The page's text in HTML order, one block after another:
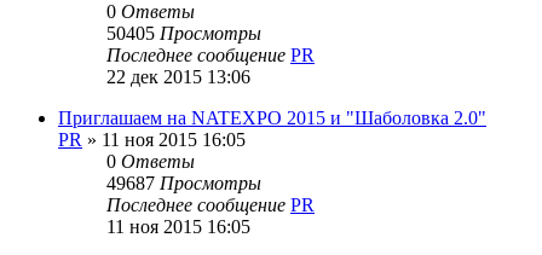
0 Ответы
50405 Просмотры
Последнее сообщение PR
22 дек 2015 13:06
Приглашаем на NATEXPO 2015 и "Шаболовка 2.0"
PR » 11 ноя 2015 16:05
0 Ответы
49687 Просмотры
Последнее сообщение PR
11 ноя 2015 16:05